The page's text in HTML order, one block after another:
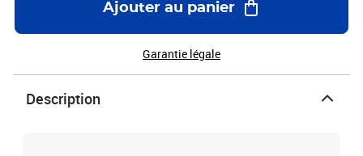
Ajouter au panier
Garantie légale
Description